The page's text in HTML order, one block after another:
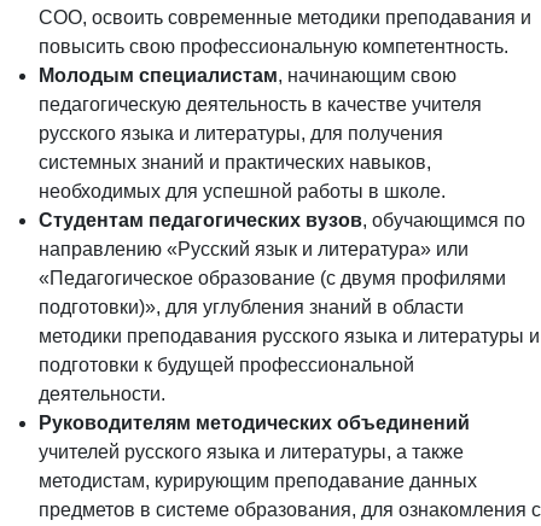
СОО, освоить современные методики преподавания и
повысить свою профессиональную компетентность.
Молодым специалистам, начинающим свою
педагогическую деятельность в качестве учителя
русского языка и литературы, для получения
системных знаний и практических навыков,
необходимых для успешной работы в школе.
Студентам педагогических вузов, обучающимся по
направлению «Русский язык и литература» или
«Педагогическое образование (с двумя профилями
подготовки)», для углубления знаний в области
методики преподавания русского языка и литературы и
подготовки к будущей профессиональной
деятельности.
Руководителям методических объединений
учителей русского языка и литературы, а также
методистам, курирующим преподавание данных
предметов в системе образования, для ознакомления с